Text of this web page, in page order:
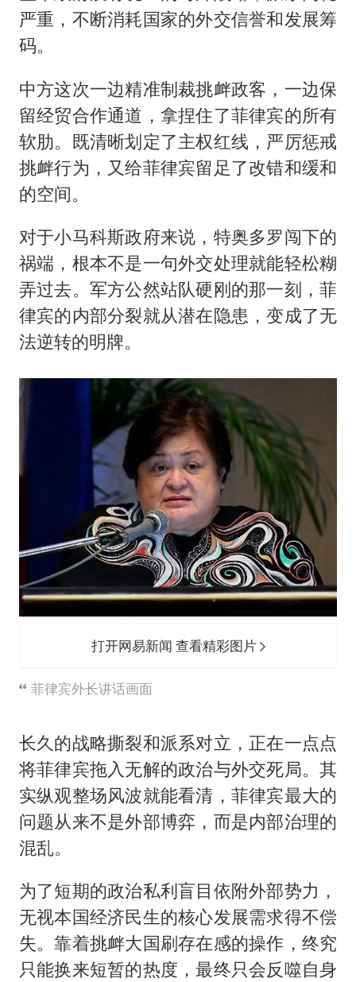
严重，不断消耗国家的外交信誉和发展筹
码。
中方这次一边精准制裁挑衅政客，一边保
留经贸合作通道，拿捏住了菲律宾的所有
软肋。既清晰划定了主权红线，严厉惩戒
挑衅行为，又给菲律宾留足了改错和缓和
的空间。
对于小马科斯政府来说，特奥多罗闯下的
祸端，根本不是一句外交处理就能轻松糊
弄过去。军方公然站队硬刚的那一刻，菲
律宾的内部分裂就从潜在隐患，变成了无
法逆转的明牌。
打开网易新闻 查看精彩图片
菲律宾外长讲话画面
长久的战略撕裂和派系对立，正在一点点
将菲律宾拖入无解的政治与外交死局。其
实纵观整场风波就能看清，菲律宾最大的
问题从来不是外部博弈，而是内部治理的
混乱。
为了短期的政治私利盲目依附外部势力，
无视本国经济民生的核心发展需求得不偿
失。靠着挑衅大国刷存在感的操作，终究
只能换来短暂的热度，最终只会反噬自身